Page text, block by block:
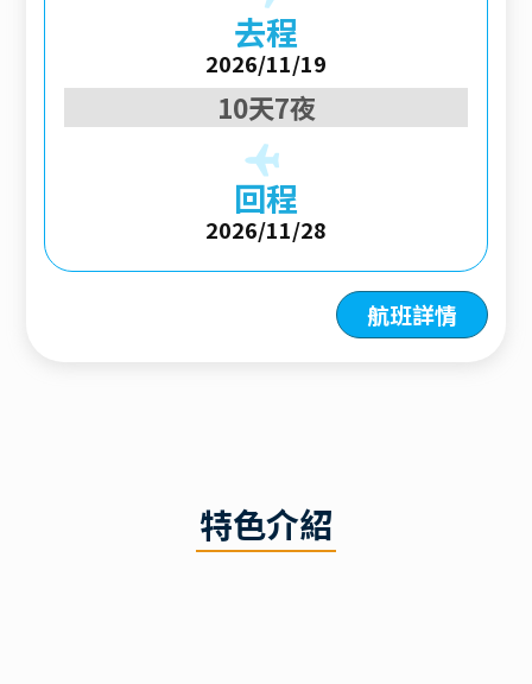
去程
2026/11/19
10天7夜
回程
2026/11/28
航班詳情
特色介紹